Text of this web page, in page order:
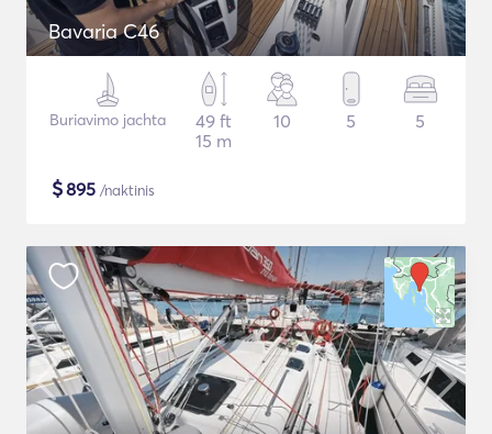
Bavaria C46
Buriavimo jachta
49 ft
15 m
10 5 5
$895 /naktinis